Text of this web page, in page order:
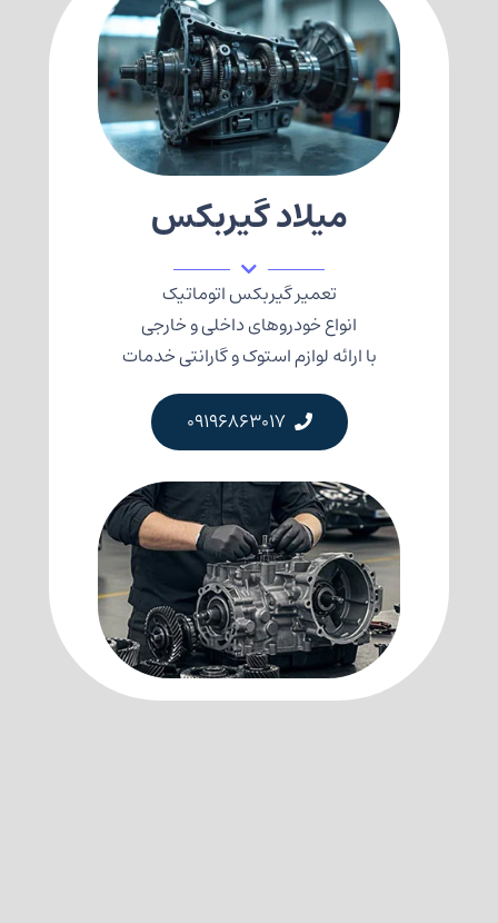
میلاد گیربکس
تعمیر گیربکس اتوماتیک
انواع خودروهای داخلی و خارجی
با ارائه لوازم استوک و گارانتی خدمات
09196863017